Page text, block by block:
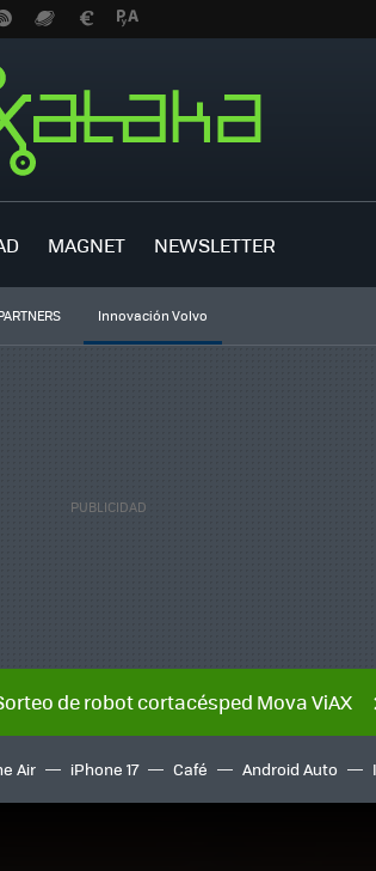
MAGNET NEWSLETTER
Innovación Volvo
de robot cortacésped Mova ViAX
Air iPhone 17 Café Android Auto